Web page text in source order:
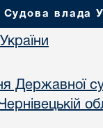
Судова влада
Державної